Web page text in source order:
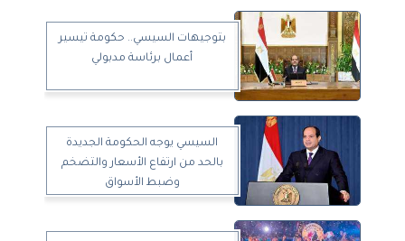
بتوجيهات السيسي.. حكومة تيسير
أعمال برئاسة مدبولي
السيسي يوجه الحكومة الجديدة
بالحد من ارتفاع الأسعار والتضخم
وضبط الأسواق